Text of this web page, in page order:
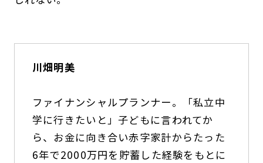
川畑明美
ファイナンシャルプランナー。「私立中
学に行きたいと」子どもに言われてか
ら、お金に向き合い赤字家計からたった
6年で2000万円を貯蓄した経験をもとに